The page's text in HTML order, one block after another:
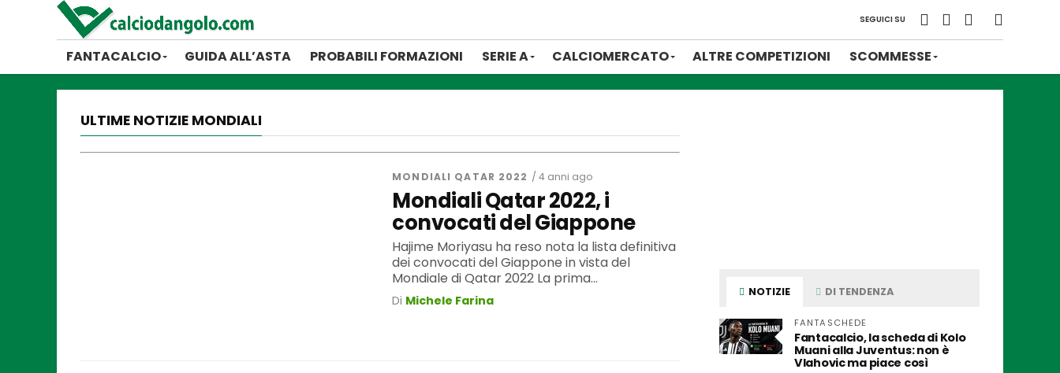
SEGUICI SU
FANTACALCIO GUIDA ALL’ASTA PROBABILI FORMAZIONI SERIE A CALCIOMERCATO ALTRE COMPETIZIONI SCOMMESSE
ULTIME NOTIZIE MONDIALI
MONDIALI QATAR 2022 / 4 anni ago
Mondiali Qatar 2022, i
convocati del Giappone
Hajime Moriyasu ha reso nota la lista definitiva
dei convocati del Giappone in vista del
Mondiale di Qatar 2022 La prima...
Di Michele Farina
NOTIZIE DI TENDENZA
FANTASCHEDE
Fantacalcio, la scheda di Kolo
Muani alla Juventus: non è
Vlahovic ma piace così